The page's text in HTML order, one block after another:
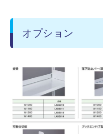
オプション